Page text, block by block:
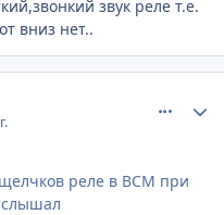
звук реле т.е.
вниз нет..
реле в BCM при